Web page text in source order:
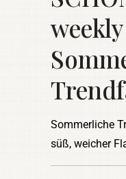
Sommerliche
süß, weicher